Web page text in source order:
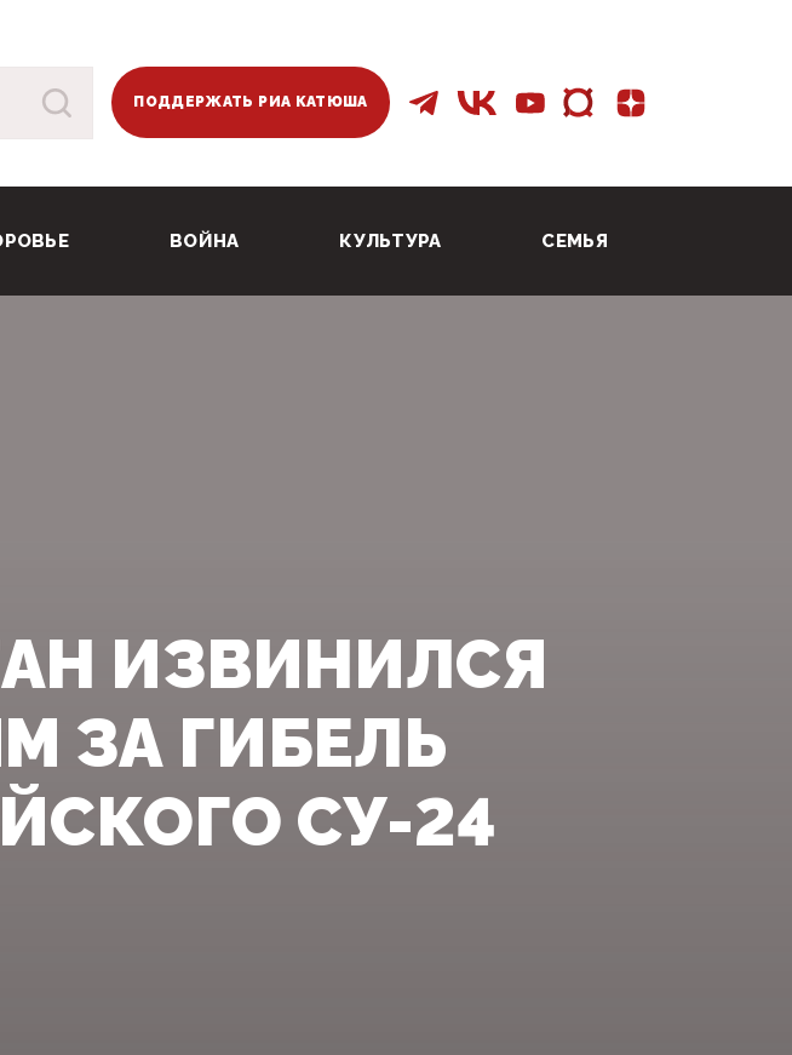
ПОДДЕРЖАТЬ РИА КАТЮША
ВОЙНА КУЛЬТУРА СЕМЬЯ
ИЗВИНИЛСЯ
ЗА ГИБЕЛЬ
СУ-24